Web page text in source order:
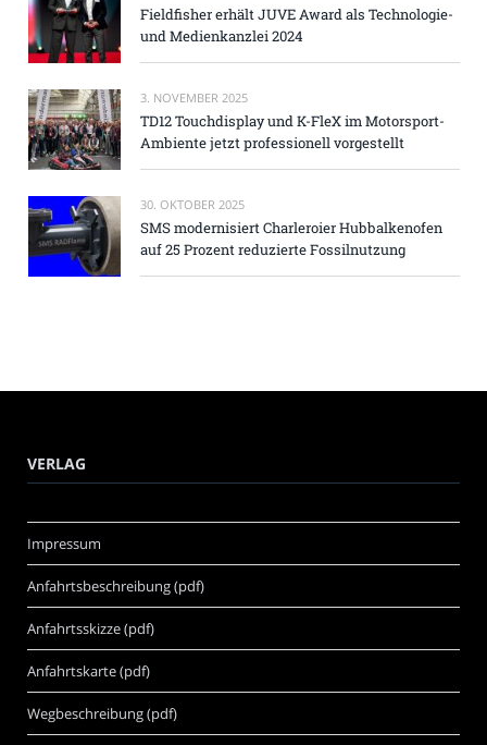
Fieldfisher erhält JUVE Award als Technologie-
und Medienkanzlei 2024
3. NOVEMBER 2025
TD12 Touchdisplay und K-FleX im Motorsport-
Ambiente jetzt professionell vorgestellt
30. OKTOBER 2025
SMS modernisiert Charleroier Hubbalkenofen
auf 25 Prozent reduzierte Fossilnutzung
VERLAG
Impressum
Anfahrtsbeschreibung (pdf)
Anfahrtsskizze (pdf)
Anfahrtskarte (pdf)
Wegbeschreibung (pdf)